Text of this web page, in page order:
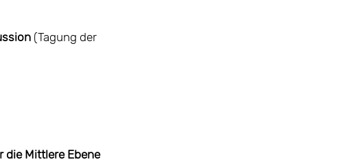
(Tagung der
Mittlere Ebene